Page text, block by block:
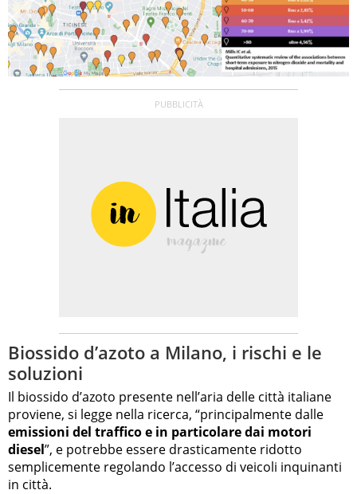
Biossido d’azoto a Milano, i rischi e le
soluzioni
Il biossido d’azoto presente nell’aria delle città italiane
proviene, si legge nella ricerca, “principalmente dalle
emissioni del traffico e in particolare dai motori
diesel”, e potrebbe essere drasticamente ridotto
semplicemente regolando l’accesso di veicoli inquinanti
in città.